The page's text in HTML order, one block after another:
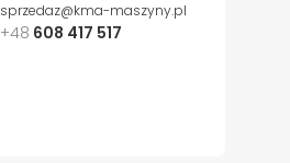
sprzedaz@kma-maszyny.pl
+48 608 417 517